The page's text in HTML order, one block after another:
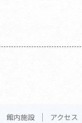
館内施設 アクセス